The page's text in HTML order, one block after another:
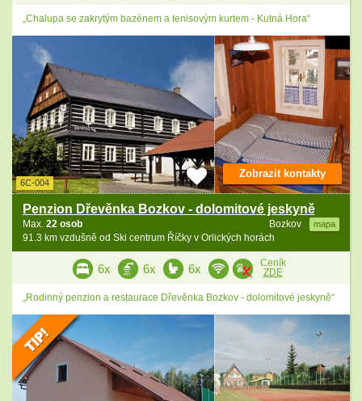
„Chalupa se zakrytým bazénem a tenisovým kurtem - Kutná Hora“
6C-004
Penzion Dřevěnka Bozkov - dolomitové jeskyně
Bozkov mapa
Max. 22 osob
91.3 km vzdušně od Ski centrum Říčky v Orlických horách
Zobrazit kontakty
6x 6x 6x
Ceník
ZDE
„Rodinný penzion a restaurace Dřevěnka Bozkov - dolomitové jeskyně“